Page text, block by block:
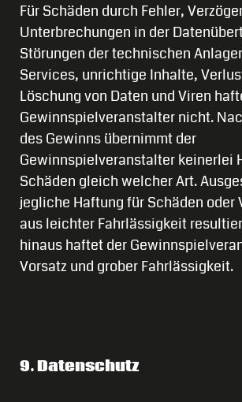
Für Schäden durch Fehler,
Unterbrechungen in der
Störungen der technischen
Services, unrichtige Inhalte,
Löschung von Daten und Viren
Gewinnspielveranstalter nicht.
des Gewinns übernimmt der
Gewinnspielveranstalter keinerlei
Schäden gleich welcher Art.
jegliche Haftung für Schäden oder
aus leichter Fahrlässigkeit
hinaus haftet der
Vorsatz und grober Fahrlässigkeit.
9. Datenschutz